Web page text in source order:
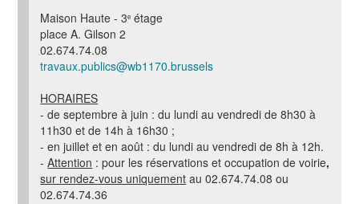
Maison Haute - 3e étage
place A. Gilson 2
02.674.74.08
travaux.publics@wb1170.brussels
HORAIRES
- de septembre à juin : du lundi au vendredi de 8h30 à
11h30 et de 14h à 16h30 ;
- en juillet et en août : du lundi au vendredi de 8h à 12h.
-Attention : pour les réservations et occupation de voirie,
sur rendez-vous uniquement au 02.674.74.08 ou
02.674.74.36